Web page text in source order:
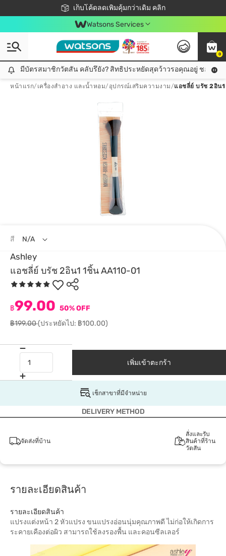
เก็บโค้ดลดเพิ่มคุ้มกว่าเดิม คลิก
ชอปออนไลน์ครั้งแรก ลดเพิ่มจุก ๆ 10%! 🎉
📦ส่งฟรี! เมื่อชอป 499฿
สมาชิกวัตสัน คลับดียังไง?
Watsons Services
0
มีบัตรสมาชิกวัตสัน คลับรึยัง? สิทธิประหยัดสุดว้าวรอคุณอยู่ ชอปคุ้มกว่าเดิม คลิก!
มีบัตรสมาชิกวัตสัน คลับรึยัง? สิทธิประหยัดสุดว้าวรอคุณอยู่ ชอปคุ้มก
หน้าแรก/ เครื่องสำอาง และน้ำหอม/ อุปกรณ์เสริมความงาม/แอชลี่ย์ บรัช 2อิน
Ashley
แอชลี่ย์ บรัช 2อิน1 1ชิ้น AA110-01
฿99.00 50% OFF
฿199.00(ประหยัดไป: ฿100.00)
สี N/A
เพิ่มเข้าตะกร้า
เช็กสาขาที่มีจำหน่าย
DELIVERY METHOD
จัดส่งที่บ้าน
สั่งและรับ
สินค้าที่ร้าน
วัตสัน
รายละเอียดสินค้า
รายละเอียดสินค้า
แปรงแต่งหน้า 2 หัวแปรง ขนแปรงอ่อนนุ่มคุณภาพดี ไม่ก่อให้เกิดการ
ระคายเคืองต่อผิว สามารถใช้ลงรองพื้น และคอนซีลเลอร์